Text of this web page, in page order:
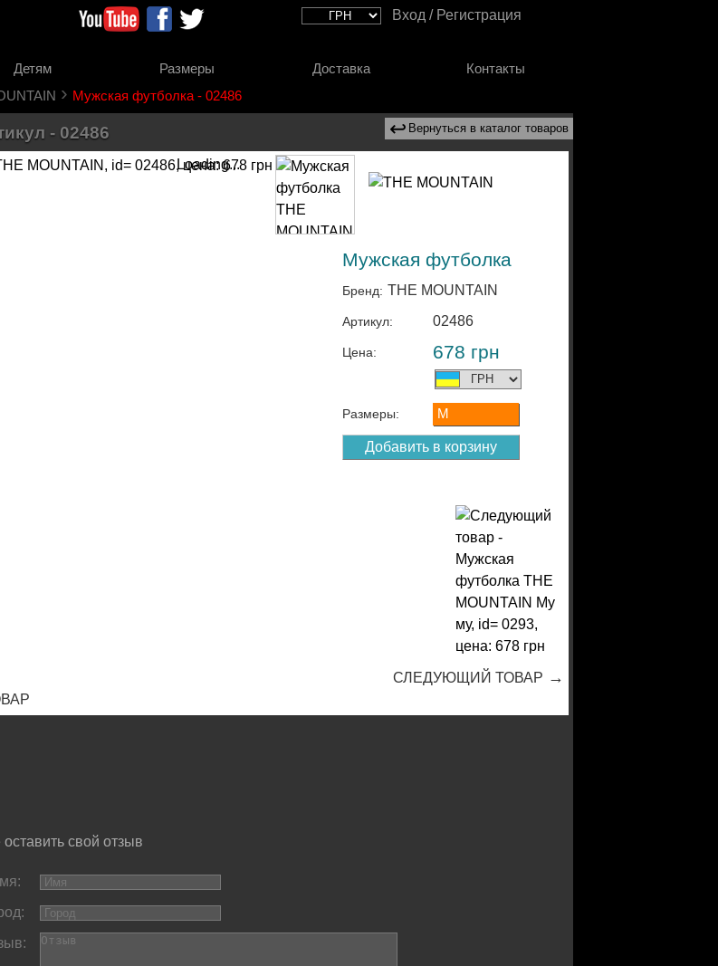
Вход / Регистрация
Размеры Доставка Контакты
Детям
› Мужская футболка - 02486
- 02486 ↩ Вернуться в каталог товаров
Loading...
Мужская футболка
Бренд: THE MOUNTAIN
Артикул: 02486
Цена: 678 грн
Размеры: M
СЛЕДУЮЩИЙ ТОВАР →
свой отзыв